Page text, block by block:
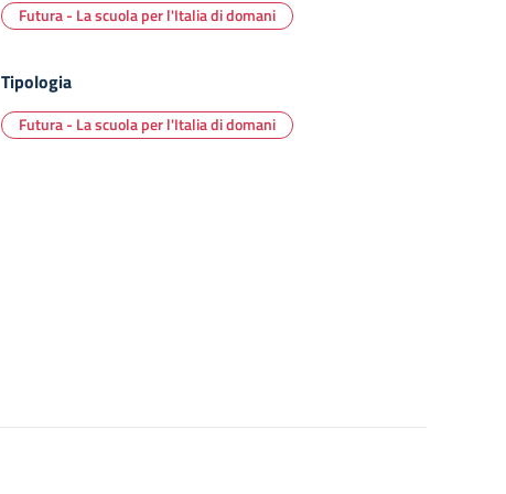
Futura - La scuola per l'Italia di domani
Tipologia
Futura - La scuola per l'Italia di domani